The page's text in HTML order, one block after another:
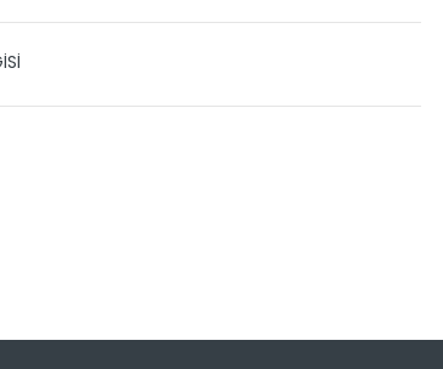
olduğumuz PTT, HEPSİJET ve BOVO
üzerinde bulunan kargo takip linkine
299,98 TL
599,95 TL